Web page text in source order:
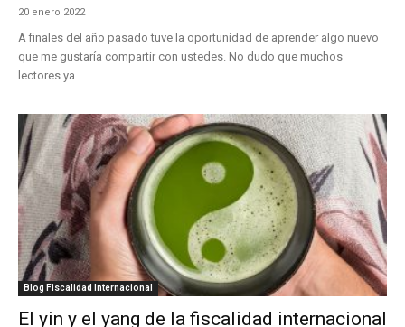
20 enero 2022
A finales del año pasado tuve la oportunidad de aprender algo nuevo
que me gustaría compartir con ustedes. No dudo que muchos
lectores ya...
Blog Fiscalidad Internacional
El yin y el yang de la fiscalidad internacional